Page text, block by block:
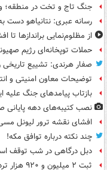
جنگ تاج و تخت در منطقه؛
رسانه عبری: نتانیاهو دست
از مظلوم‌نمایی براندازها تا
حملات توپخانه‌ای رژیم
صفار هرندی: تشییع تاریخی
توضیحات معاون امنیتی و
بازتاب پیامدهای جنگ علیه
نصب کتیبه‌های دهه پایانی
افشای نقشه ترور لیونل مسی
چند نکته درباره توافق مکه!
دبل درگاهی در شب توقف
ثبت ۲ میلیون و ۹۲۰ هزار تردد در مرز مهران طی ایام اربعین